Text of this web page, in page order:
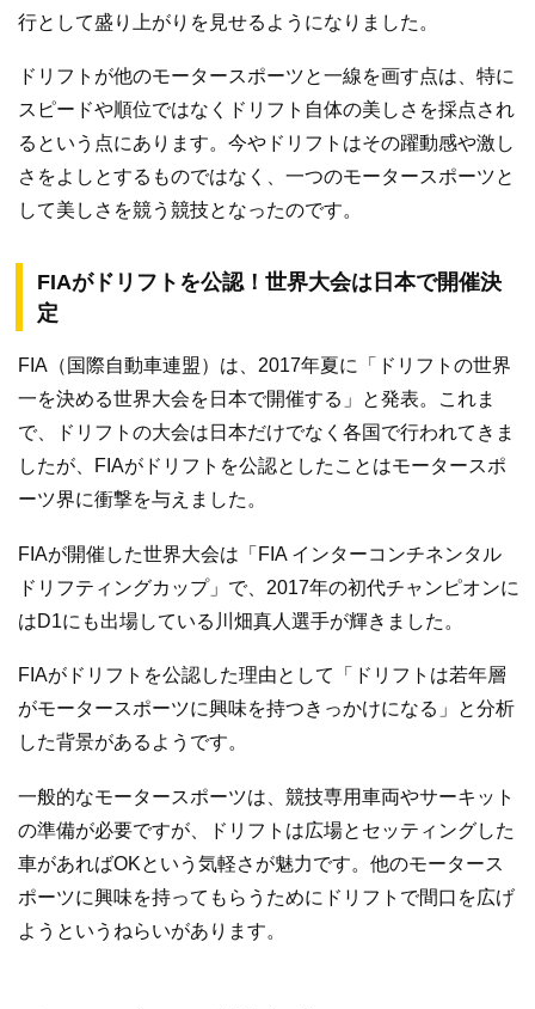
行として盛り上がりを見せるようになりました。
ドリフトが他のモータースポーツと一線を画す点は、特に
スピードや順位ではなくドリフト自体の美しさを採点され
るという点にあります。今やドリフトはその躍動感や激し
さをよしとするものではなく、一つのモータースポーツと
して美しさを競う競技となったのです。
FIAがドリフトを公認！世界大会は日本で開催決
定
FIA（国際自動車連盟）は、2017年夏に「ドリフトの世界
一を決める世界大会を日本で開催する」と発表。これま
で、ドリフトの大会は日本だけでなく各国で行われてきま
したが、FIAがドリフトを公認としたことはモータースポ
ーツ界に衝撃を与えました。
FIAが開催した世界大会は「FIA インターコンチネンタル
ドリフティングカップ」で、2017年の初代チャンピオンに
はD1にも出場している川畑真人選手が輝きました。
FIAがドリフトを公認した理由として「ドリフトは若年層
がモータースポーツに興味を持つきっかけになる」と分析
した背景があるようです。
一般的なモータースポーツは、競技専用車両やサーキット
の準備が必要ですが、ドリフトは広場とセッティングした
車があればOKという気軽さが魅力です。他のモータース
ポーツに興味を持ってもらうためにドリフトで間口を広げ
ようというねらいがあります。